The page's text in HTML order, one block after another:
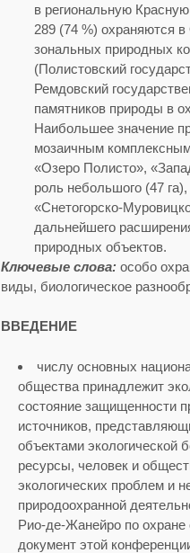
в региональную
289 (74 %) охраняются
зональных природных
(Полистовский
Ремдовский
памятников природы в
Наибольшее значение
мозаичным
«Озеро Полисто»,
роль небольшого (47
«Снетогорско-
дальнейшего
природных объектов.
Ключевые слова: особо
виды, биологическое
ВВЕДЕНИЕ
числу основных
общества принадлежит
состояние защищенности
источников,
объектами экологической
ресурсы, человек и
экологических проблем и
природоохранной
Рио-де-Жанейро по
документ этой